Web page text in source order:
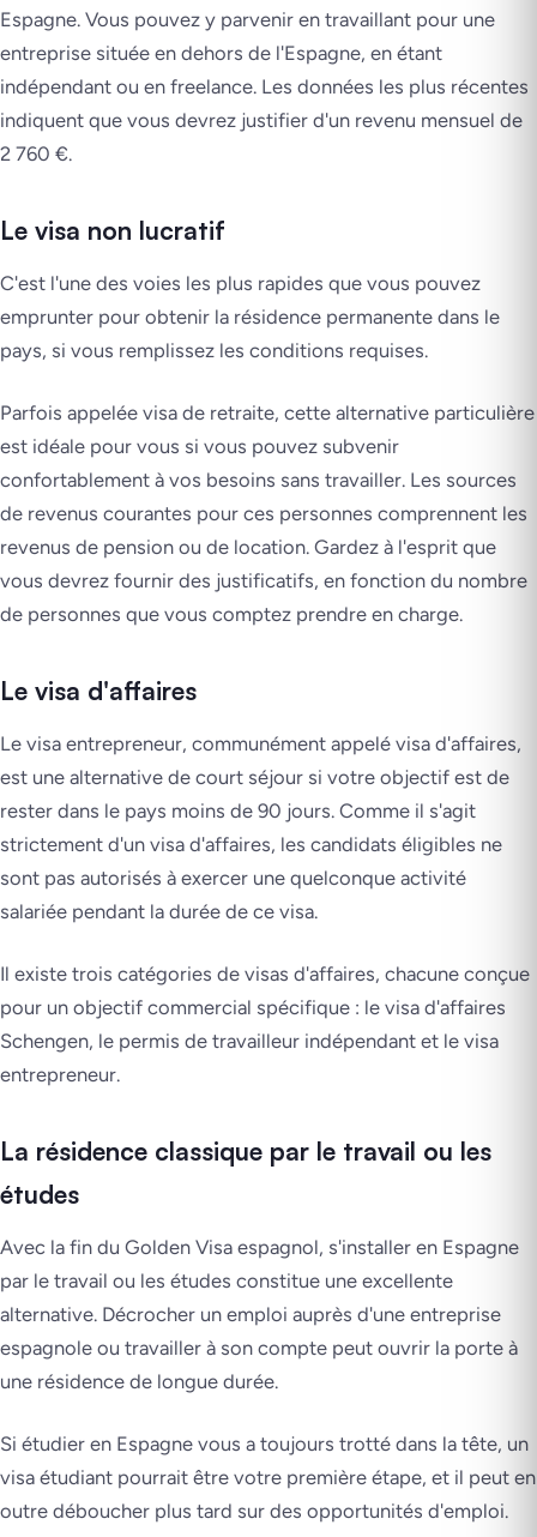
Espagne. Vous pouvez y parvenir en travaillant pour une
entreprise située en dehors de l'Espagne, en étant
indépendant ou en freelance. Les données les plus récentes
indiquent que vous devrez justifier d'un revenu mensuel de
2 760 €.
Le visa non lucratif
C'est l'une des voies les plus rapides que vous pouvez
emprunter pour obtenir la résidence permanente dans le
pays, si vous remplissez les conditions requises.
Parfois appelée visa de retraite, cette alternative particulière
est idéale pour vous si vous pouvez subvenir
confortablement à vos besoins sans travailler. Les sources
de revenus courantes pour ces personnes comprennent les
revenus de pension ou de location. Gardez à l'esprit que
vous devrez fournir des justificatifs, en fonction du nombre
de personnes que vous comptez prendre en charge.
Le visa d'affaires
Le visa entrepreneur, communément appelé visa d'affaires,
est une alternative de court séjour si votre objectif est de
rester dans le pays moins de 90 jours. Comme il s'agit
strictement d'un visa d'affaires, les candidats éligibles ne
sont pas autorisés à exercer une quelconque activité
salariée pendant la durée de ce visa.
Il existe trois catégories de visas d'affaires, chacune conçue
pour un objectif commercial spécifique : le visa d'affaires
Schengen, le permis de travailleur indépendant et le visa
entrepreneur.
La résidence classique par le travail ou les
études
Avec la fin du Golden Visa espagnol, s'installer en Espagne
par le travail ou les études constitue une excellente
alternative. Décrocher un emploi auprès d'une entreprise
espagnole ou travailler à son compte peut ouvrir la porte à
une résidence de longue durée.
Si étudier en Espagne vous a toujours trotté dans la tête, un
visa étudiant pourrait être votre première étape, et il peut en
outre déboucher plus tard sur des opportunités d'emploi.